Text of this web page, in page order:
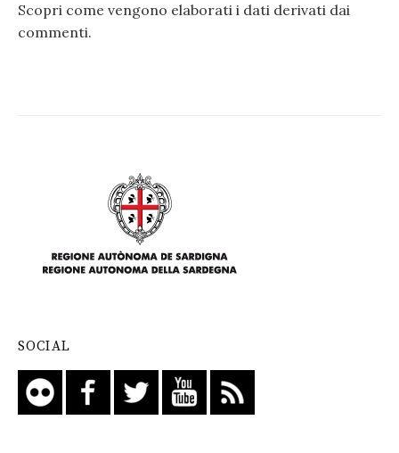
Scopri come vengono elaborati i dati derivati dai
commenti.
SOCIAL